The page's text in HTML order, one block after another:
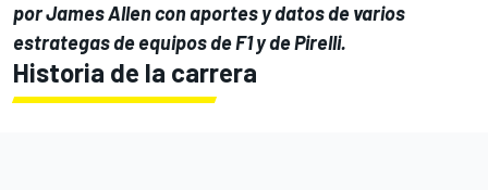
por James Allen con aportes y datos de varios
estrategas de equipos de F1 y de Pirelli.
Historia de la carrera